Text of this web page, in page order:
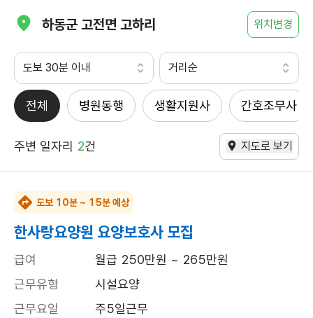
하동군 고전면 고하리 위치변경
도보 30분 이내 거리순
전체 병원동행 생활지원사 간호조무사
주변 일자리 2건 지도로 보기
도보 10분 ~ 15분 예상
한사랑요양원 요양보호사 모집
급여
월급 250만원 ~ 265만원
근무유형
시설요양
근무요일
주5일근무